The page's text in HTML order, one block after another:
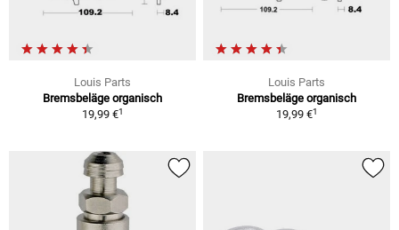
Louis Parts
Bremsbeläge organisch
19,99 €1
Louis Parts
Bremsbeläge organisch
19,99 €1